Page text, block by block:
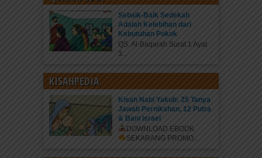
Sebaik-Baik Sedekah
Adalah Kelebihan dari
Kebutuhan Pokok
QS. Al-Baqarah Surat 1 Ayat
3...
KISAHPEDIA
Kisah Nabi Yakub: 25 Tanya
Jawab Pernikahan, 12 Putra
& Bani Israel
DOWNLOAD EBOOK
SEKARANG PROMO...